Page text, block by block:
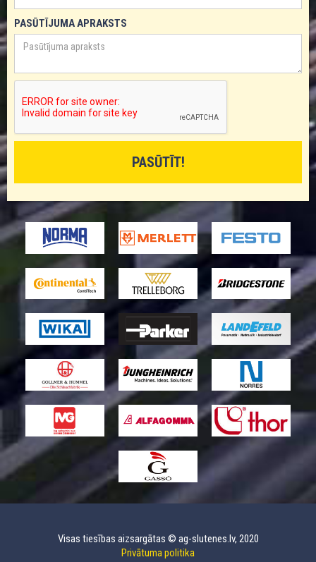
PASŪTĪJUMA APRAKSTS
Visas tiesības aizsargātas © ag-slutenes.lv, 2020
Privātuma politika